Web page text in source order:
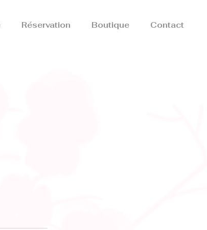
Réservation Boutique Contact